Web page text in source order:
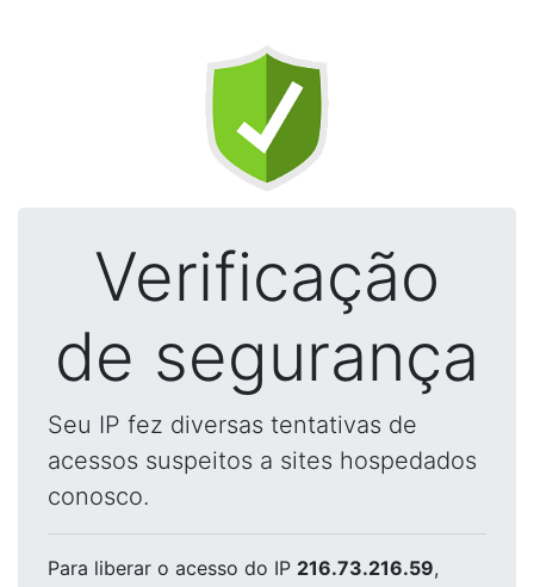
Verificação
de segurança
Seu IP fez diversas tentativas de
acessos suspeitos a sites hospedados
conosco.
Para liberar o acesso do IP 216.73.216.59,